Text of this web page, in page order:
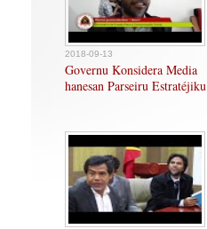
2018-09-13
Governu Konsidera Media
hanesan Parseiru Estratéjiku